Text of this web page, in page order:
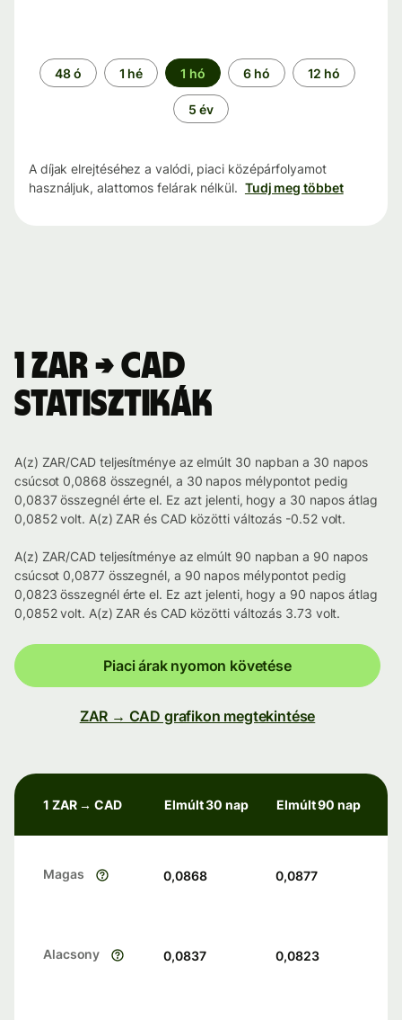
Időszak
48 ó 1 hé 1 hó 6 hó 12 hó
5 év
A díjak elrejtéséhez a valódi, piaci középárfolyamot
használjuk, alattomos felárak nélkül. Tudj meg többet
1 ZAR → CAD
statisztikák
A(z) ZAR/CAD teljesítménye az elmúlt 30 napban a 30 napos
csúcsot 0,0868 összegnél, a 30 napos mélypontot pedig
0,0837 összegnél érte el. Ez azt jelenti, hogy a 30 napos átlag
0,0852 volt. A(z) ZAR és CAD közötti változás -0.52 volt.
A(z) ZAR/CAD teljesítménye az elmúlt 90 napban a 90 napos
csúcsot 0,0877 összegnél, a 90 napos mélypontot pedig
0,0823 összegnél érte el. Ez azt jelenti, hogy a 90 napos átlag
0,0852 volt. A(z) ZAR és CAD közötti változás 3.73 volt.
Piaci árak nyomon követése
ZAR → CAD grafikon megtekintése
1 ZAR → CAD Elmúlt 30 nap Elmúlt 90 nap
Magas 0,0868 0,0877
Alacsony 0,0837 0,0823